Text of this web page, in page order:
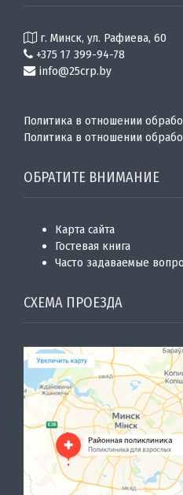
г. Минск, ул. Рафиева, 60
+375 17 399-94-78
info@25crp.by
Политика в отношении
Политика в отношении
ОБРАТИТЕ ВНИМАНИЕ
Карта сайта
Гостевая книга
Часто задаваемые
СХЕМА ПРОЕЗДА